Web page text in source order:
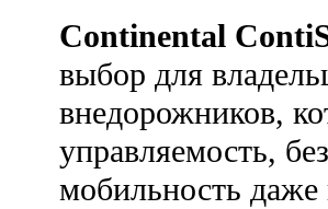
Continental
выбор для
внедорожников,
управляемость,
мобильность